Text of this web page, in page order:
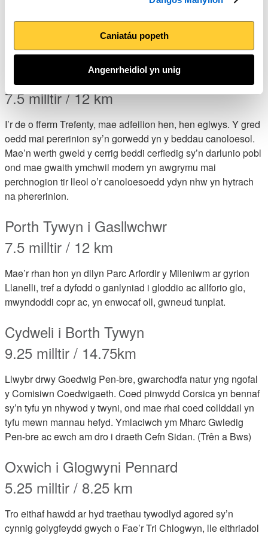
Caniatáu popeth
Angenrheidiol yn unig
morglawdd Banc y Lord i Goedwig Pen-bre sy’n warchodfa
natur a reolir gan y Comisiwn Coedwigaeth. Plannwyd y
goedwig ar dwyni tywod. Pinwydd Corsica sy’n tyfu yno’n
bennaf ond ceir rhai coed collddail.
Trefenty i Lansteffan
7.5 milltir / 12 km
I’r de o fferm Trefenty, mae adfeilion hen, hen eglwys. Y gred
oedd mai pererinion sy’n gorwedd yn y beddau canoloesol.
Mae’n werth gweld y cerrig beddi cerfiedig sy’n darlunio pobl
ond mae gwaith ymchwil modern yn awgrymu mai
perchnogion tir lleol o’r canoloesoedd ydyn nhw yn hytrach
na phererinion.
Porth Tywyn i Gasllwchwr
7.5 milltir / 12 km
Mae’r rhan hon yn dilyn Parc Arfordir y Mileniwm ar gyrion
Llanelli, tref a dyfodd o ganlyniad i gloddio ac allforio glo,
mwyndoddi copr ac, yn enwocaf oll, gwneud tunplat.
Cydweli i Borth Tywyn
9.25 milltir / 14.75km
Llwybr drwy Goedwig Pen-bre, gwarchodfa natur yng ngofal
y Comisiwn Coedwigaeth. Coed pinwydd Corsica yn bennaf
sy’n tyfu yn nhywod y twyni, ond mae rhai coed collddail yn
tyfu mewn mannau hefyd. Ymlaciwch ym Mharc Gwledig
Pen-bre ac ewch am dro i draeth Cefn Sidan. (Trên a Bws)
Oxwich i Glogwyni Pennard
5.25 milltir / 8.25 km
Tro eithaf hawdd ar hyd traethau tywodlyd agored sy’n
cynnig golygfeydd gwych o Fae’r Tri Chlogwyn, lle eithriadol